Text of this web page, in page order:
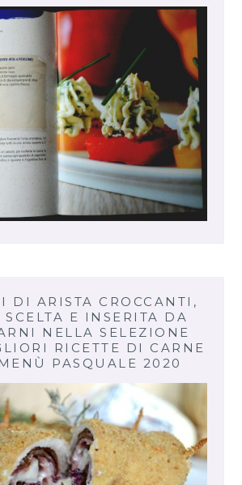
DI ARISTA CROCCANTI,
SCELTA E INSERITA DA
NELLA SELEZIONE
RICETTE DI CARNE
PASQUALE 2020